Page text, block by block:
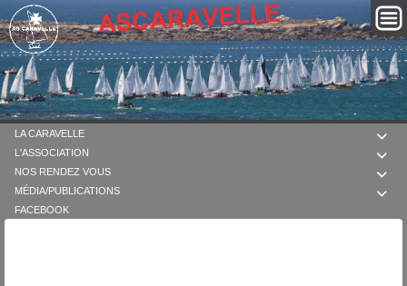

LA CARAVELLE

L'ASSOCIATION

NOS RENDEZ VOUS

MÉDIA/PUBLICATIONS
FACEBOOK